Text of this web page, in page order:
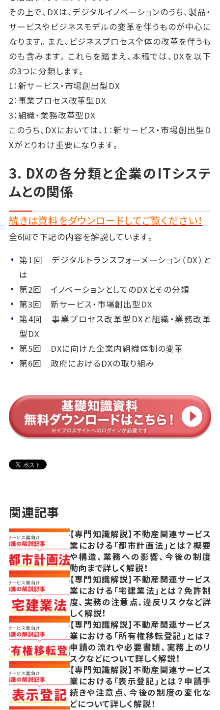
その上で、DXは、デジタルイノベーションのうち、製品・
サービスやビジネスモデルの変革を伴うものが中心に
なります。また、ビジネスプロセス全体の改革を伴うも
のも含みます。これらを踏まえ、本稿では、DXを以下
の3つに分類します。
1：新サービス・市場創出型DX
2：事業プロセス改革型DX
3：組織・業務改革型DX
このうち、DXにおいては、1：新サービス・市場創出型D
Xがとりわけ重要になります。
3. DXの各分類と企業のITシステ
ムとの関係
続きは資料をダウンロードしてご覧ください！
全6回で下記の内容を解説しています。
第1回 デジタルトランスフォーメーション（DX）と
は
第2回 イノベーションとしてのDXとその分類
第3回 新サービス・市場創出型DX
第4回 事業プロセス改革型DXと組織・業務改革
型DX
第5回 DXに向けた企業内組織体制の変革
第6回 政府におけるDXの取り組み
関連記事
【専門知識解説】不動産関連サービス
業における「都市計画法」とは？概要
や構造、業務への影響、今後の制度
動向まで詳しく解説！
【専門知識解説】不動産関連サービス
業における「宅建業法」とは？免許制
度、実務の注意点、違反リスクなど詳
しく解説！
【専門知識解説】不動産関連サービス
業における「所有権移転登記」とは？
申請の流れや必要書類、実務上のリ
スクなどについて詳しく解説！
【専門知識解説】不動産関連サービス
業における「表示登記」とは？申請手
続きや注意点、今後の制度の変化な
どについて詳しく解説！